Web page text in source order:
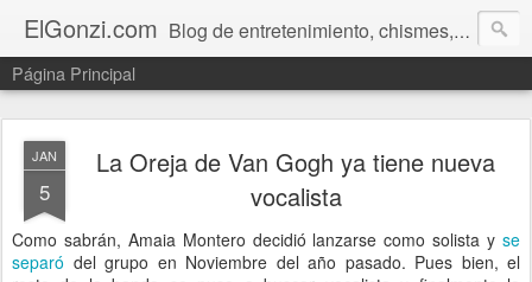
ElGonzi.com Blog de entretenimiento, chismes, humor, farándula, curiosidades, ovnis, noticias calientes, fotos, videos, paranormal y ¡más!
Página Principal
JAN
5
La Oreja de Van Gogh ya tiene nueva
vocalista
Como sabrán, Amaia Montero decidió lanzarse como solista y se
separó del grupo en Noviembre del año pasado. Pues bien, el